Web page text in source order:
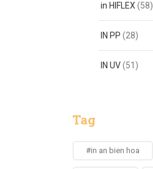
in HIFLEX (58)
IN PP (28)
IN UV(51)
Tag
#in an bien hoa